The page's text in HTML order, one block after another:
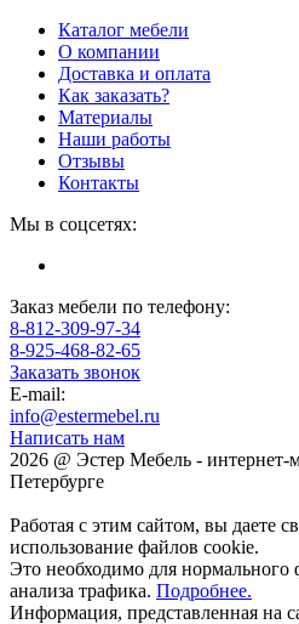
Каталог мебели
О компании
Доставка и оплата
Как заказать?
Материалы
Наши работы
Отзывы
Контакты
Мы в соцсетях:
Заказ мебели по телефону:
8-812-309-97-34
8-925-468-82-65
Заказать звонок
E-mail:
info@estermebel.ru
Написать нам
2026 @ Эстер Мебель - интернет-
Петербурге
Работая с этим сайтом, вы даете
использование файлов cookie.
Это необходимо для
анализа трафика. Подробнее.
Информация, представленная на